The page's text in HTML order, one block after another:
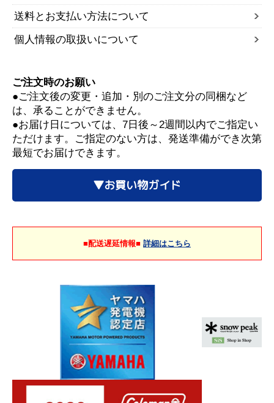
送料とお支払い方法について
個人情報の取扱いについて
ご注文時のお願い
●ご注文後の変更・追加・別のご注文分の同梱など
は、承ることができません。
●お届け日については、7日後～2週間以内でご指定い
ただけます。ご指定のない方は、発送準備ができ次第
最短でお届けできます。
▼お買い物ガイド
■配送遅延情報■ 詳細はこちら